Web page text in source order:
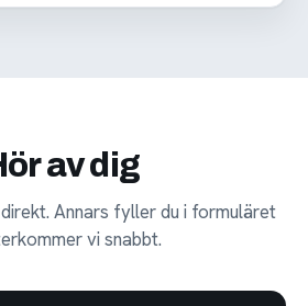
av dig
Annars fyller du i formuläret
vi snabbt.